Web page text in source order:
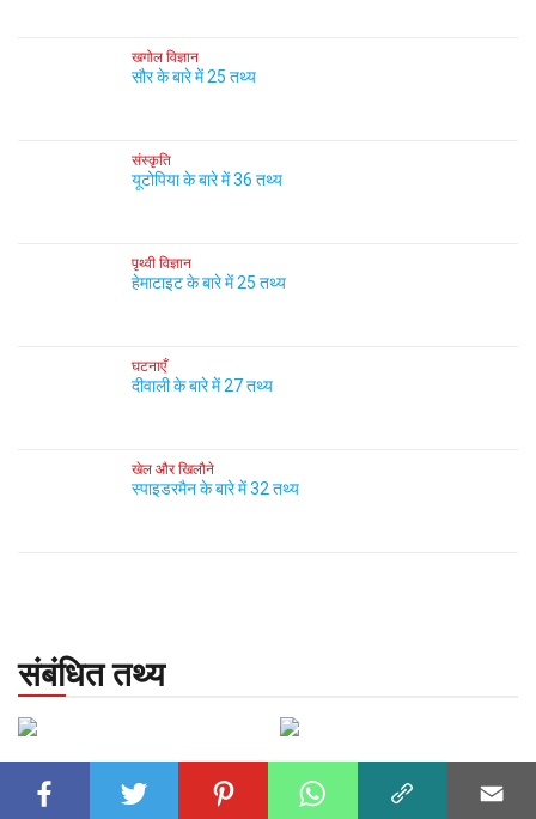
खगोल विज्ञान
सौर के बारे में 25 तथ्य
संस्कृति
यूटोपिया के बारे में 36 तथ्य
पृथ्वी विज्ञान
हेमाटाइट के बारे में 25 तथ्य
घटनाएँ
दीवाली के बारे में 27 तथ्य
खेल और खिलौने
स्पाइडरमैन के बारे में 32 तथ्य
संबंधित तथ्य